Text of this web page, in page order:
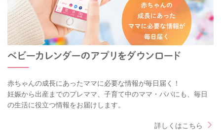
赤ちゃんの成長にあったママに必要な情報が毎日届く！
妊娠から出産までのプレママ、子育て中のママ・パパにも、毎日
の生活に役立つ情報をお届けします。
詳しくはこちら